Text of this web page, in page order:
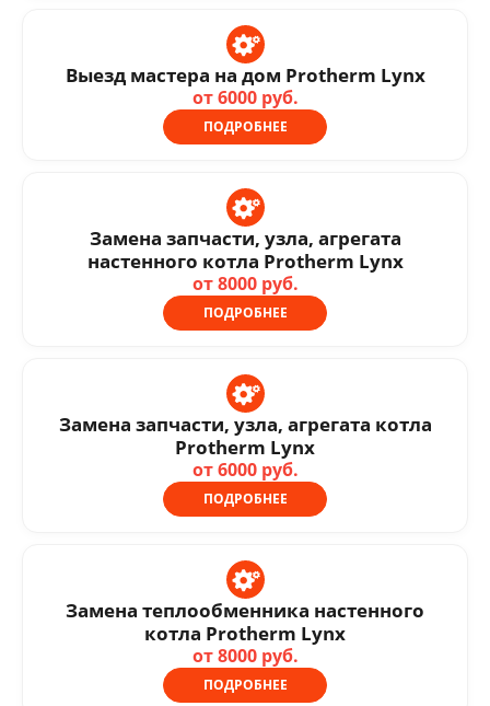
Выезд мастера на дом Protherm Lynx
от 6000 руб.
ПОДРОБНЕЕ
Замена запчасти, узла, агрегата
настенного котла Protherm Lynx
от 8000 руб.
ПОДРОБНЕЕ
Замена запчасти, узла, агрегата котла
Protherm Lynx
от 6000 руб.
ПОДРОБНЕЕ
Замена теплообменника настенного
котла Protherm Lynx
от 8000 руб.
ПОДРОБНЕЕ